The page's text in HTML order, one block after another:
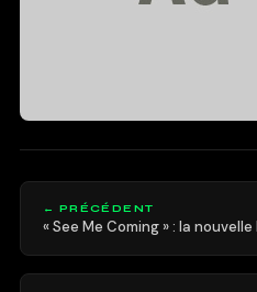
← PRÉCÉDENT
« See Me Coming » : la